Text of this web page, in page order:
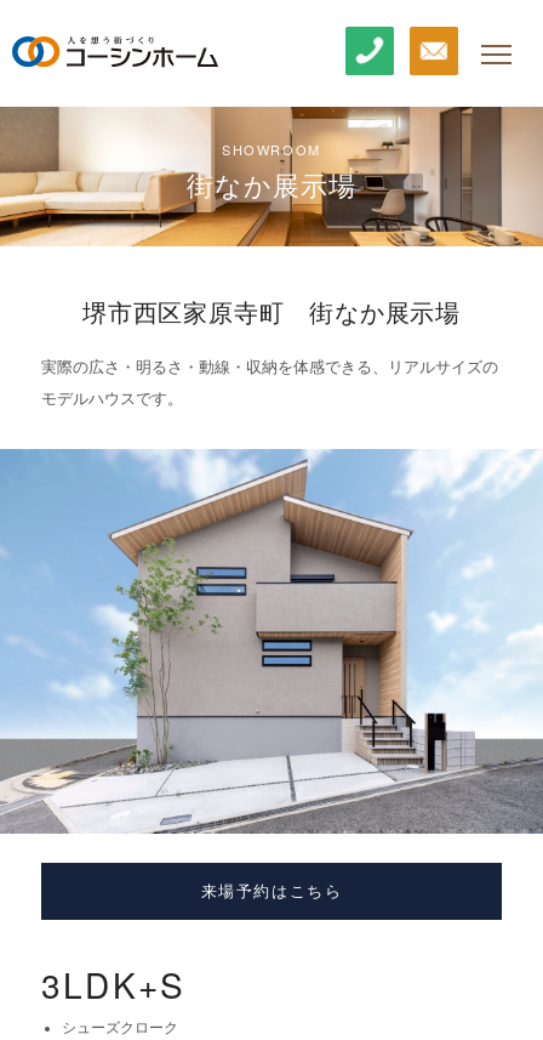
SHOWROOM
街なか展示場
堺市西区家原寺町 街なか展示場
実際の広さ・明るさ・動線・収納を体感できる、リアルサイズの
モデルハウスです。
来場予約はこちら
3LDK+S
シューズクローク